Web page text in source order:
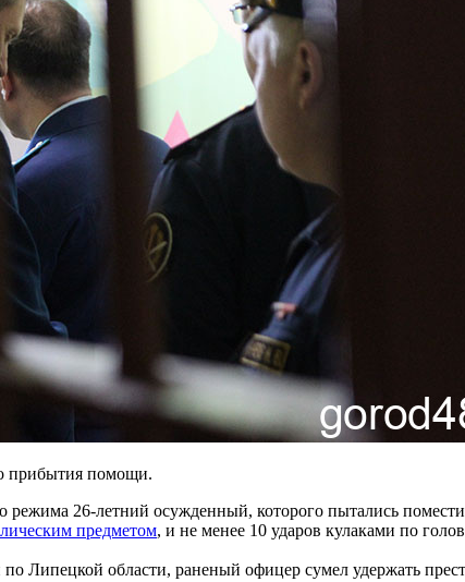
прибытия помощи.
режима 26-летний осужденный, которого пытались
предметом, и не менее 10 ударов кулаками по
Липецкой области, раненый офицер сумел удержать